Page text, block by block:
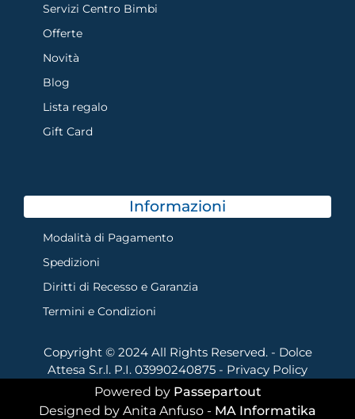
Servizi Centro Bimbi
Offerte
Novità
Blog
Lista regalo
Gift Card
Informazioni
Modalità di Pagamento
Spedizioni
Diritti di Recesso e Garanzia
Termini e Condizioni
Copyright © 2024 All Rights Reserved. - Dolce
Attesa S.r.l. P.I. 03990240875 - Privacy Policy
Powered by Passepartout
Designed by Anita Anfuso - MA Informatika